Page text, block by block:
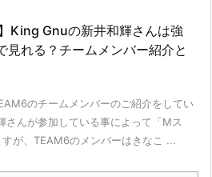
King Gnuの新井和輝さんは強
見れる？チームメンバー紹介と
のチームメンバーのご紹介をしてい
さんが参加している事によって「Mス
が、TEAM6のメンバーはきなこ ...